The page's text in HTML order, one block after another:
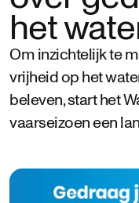
het
Om inzichtelijk te
vrijheid op het
beleven, start het
vaarseizoen een